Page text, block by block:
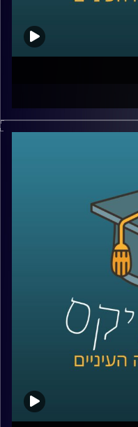
ממש היום לפני שנה הושבעה ממשלת ישראל ה-36 בראשות
חליפי. הממשלה
לדבר על משילות,
ועל שיטת הממשל
לפוליטיקאים –